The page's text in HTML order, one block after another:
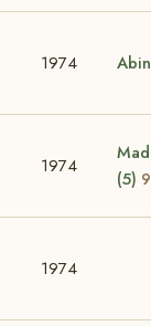
1974
1974
(5)
1974